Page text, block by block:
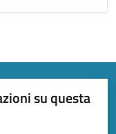
su questa